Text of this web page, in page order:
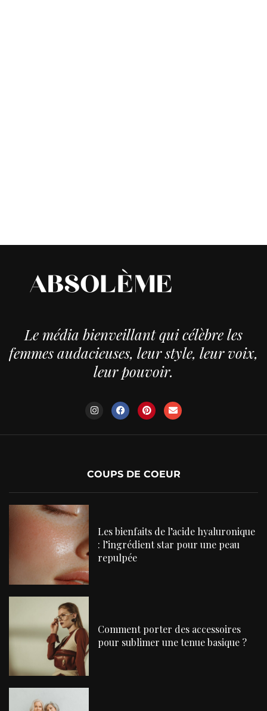
Le média bienveillant qui célèbre les
femmes audacieuses, leur style, leur voix,
leur pouvoir.
COUPS DE COEUR
Les bienfaits de l’acide hyaluronique
: l’ingrédient star pour une peau
repulpée
Comment porter des accessoires
pour sublimer une tenue basique ?